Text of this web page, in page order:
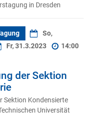
in Dresden
So,
Fr, 31.3.2023
14:00
der Sektion
Sektion Kondensierte
Universität